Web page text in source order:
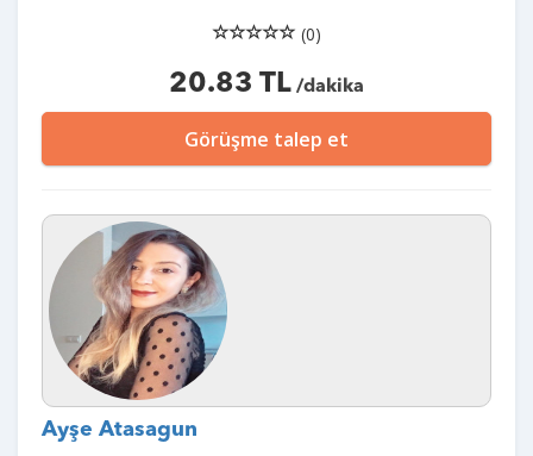
(0)
20.83 TL /dakika
Görüşme talep et
Ayşe Atasagun